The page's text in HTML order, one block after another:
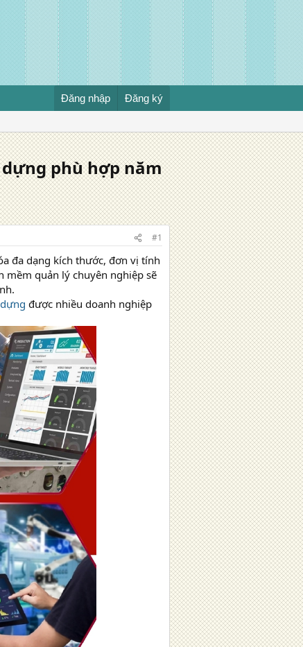
Đăng nhập Đăng ký
phù hợp năm
#1
đa dạng kích thước, đơn vị tính
mềm quản lý chuyên nghiệp sẽ
được nhiều doanh nghiệp